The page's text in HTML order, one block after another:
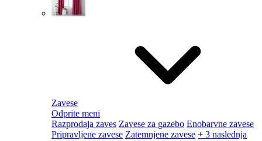
Zavese
Odprite meni
Razprodaja zaves Zavese za gazebo Enobarvne zavese
Pripravljene zavese Zatemnjene zavese + 3 naslednja